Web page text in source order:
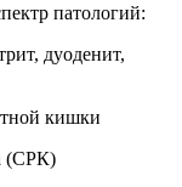
патологий:
дуоденит,
кишки
(СРК)